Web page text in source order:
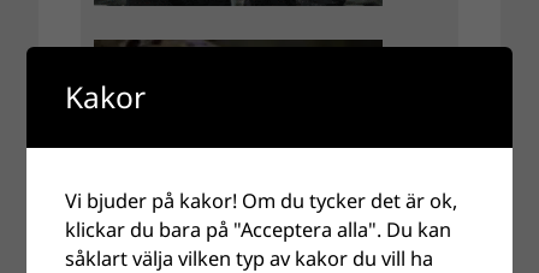
Kakor
Vi bjuder på kakor! Om du tycker det är ok,
klickar du bara på "Acceptera alla". Du kan
såklart välja vilken typ av kakor du vill ha